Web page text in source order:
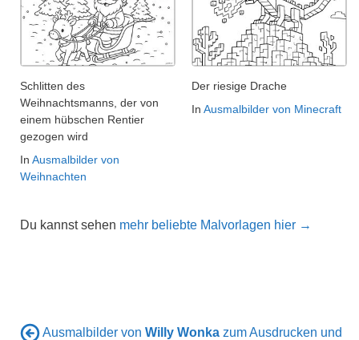
Schlitten des
Weihnachtsmanns, der von
einem hübschen Rentier
gezogen wird
In Ausmalbilder von
Weihnachten
Der riesige Drache
In Ausmalbilder von Minecraft
Du kannst sehen mehr beliebte Malvorlagen hier →
Ausmalbilder von Willy Wonka zum Ausdrucken und